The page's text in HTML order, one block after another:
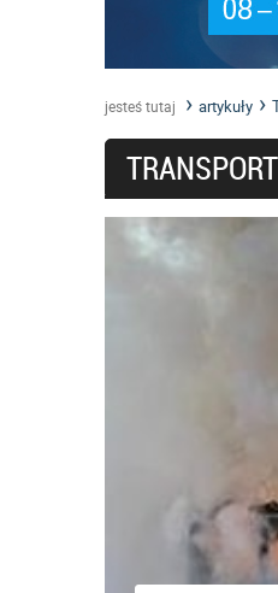
jesteś tutaj artykuły
TRANSPORT